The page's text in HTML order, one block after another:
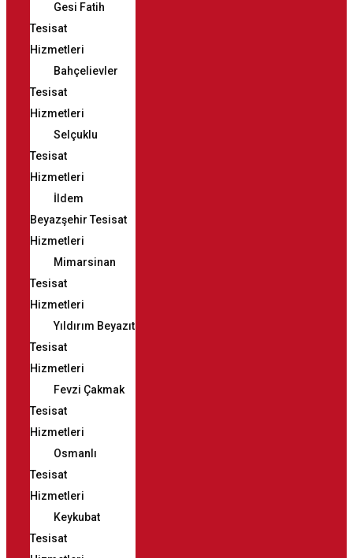
Gesi Fatih
Tesisat
Hizmetleri
Bahçelievler
Tesisat
Hizmetleri
Selçuklu
Tesisat
Hizmetleri
İldem
Beyazşehir Tesisat
Hizmetleri
Mimarsinan
Tesisat
Hizmetleri
Yıldırım Beyazıt
Tesisat
Hizmetleri
Fevzi Çakmak
Tesisat
Hizmetleri
Osmanlı
Tesisat
Hizmetleri
Keykubat
Tesisat